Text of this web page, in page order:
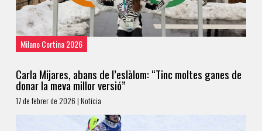
Milano Cortina 2026
Carla Mijares, abans de l’eslàlom: “Tinc moltes ganes de
donar la meva millor versió”
17 de febrer de 2026 | Notícia